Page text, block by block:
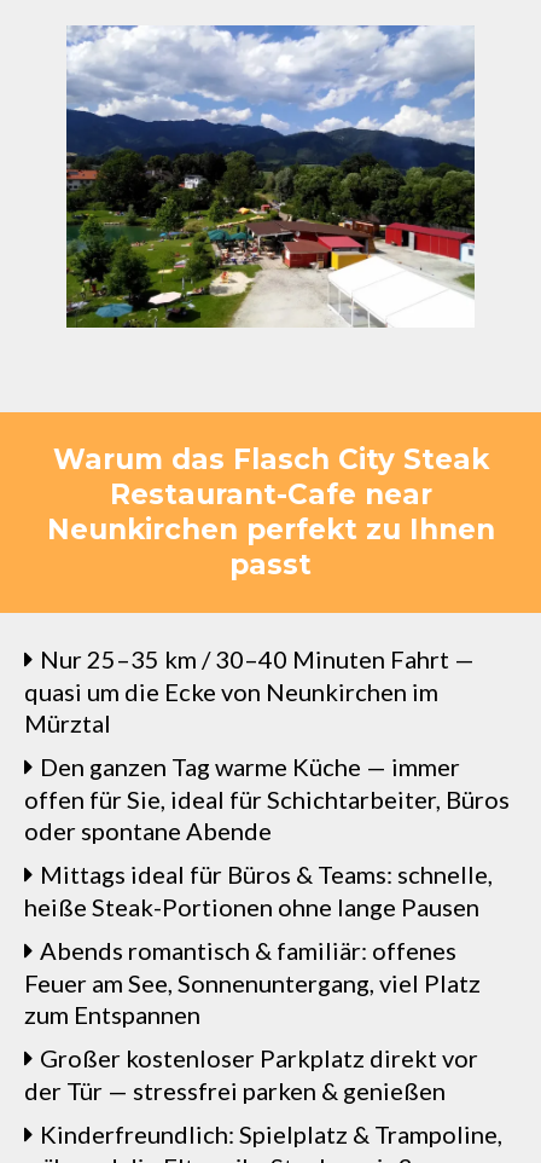
Warum das Flasch City Steak
Restaurant-Cafe near
Neunkirchen perfekt zu Ihnen
passt
Nur 25–35 km / 30–40 Minuten Fahrt —
quasi um die Ecke von Neunkirchen im
Mürztal
Den ganzen Tag warme Küche — immer
offen für Sie, ideal für Schichtarbeiter, Büros
oder spontane Abende
Mittags ideal für Büros & Teams: schnelle,
heiße Steak-Portionen ohne lange Pausen
Abends romantisch & familiär: offenes
Feuer am See, Sonnenuntergang, viel Platz
zum Entspannen
Großer kostenloser Parkplatz direkt vor
der Tür — stressfrei parken & genießen
Kinderfreundlich: Spielplatz & Trampoline,